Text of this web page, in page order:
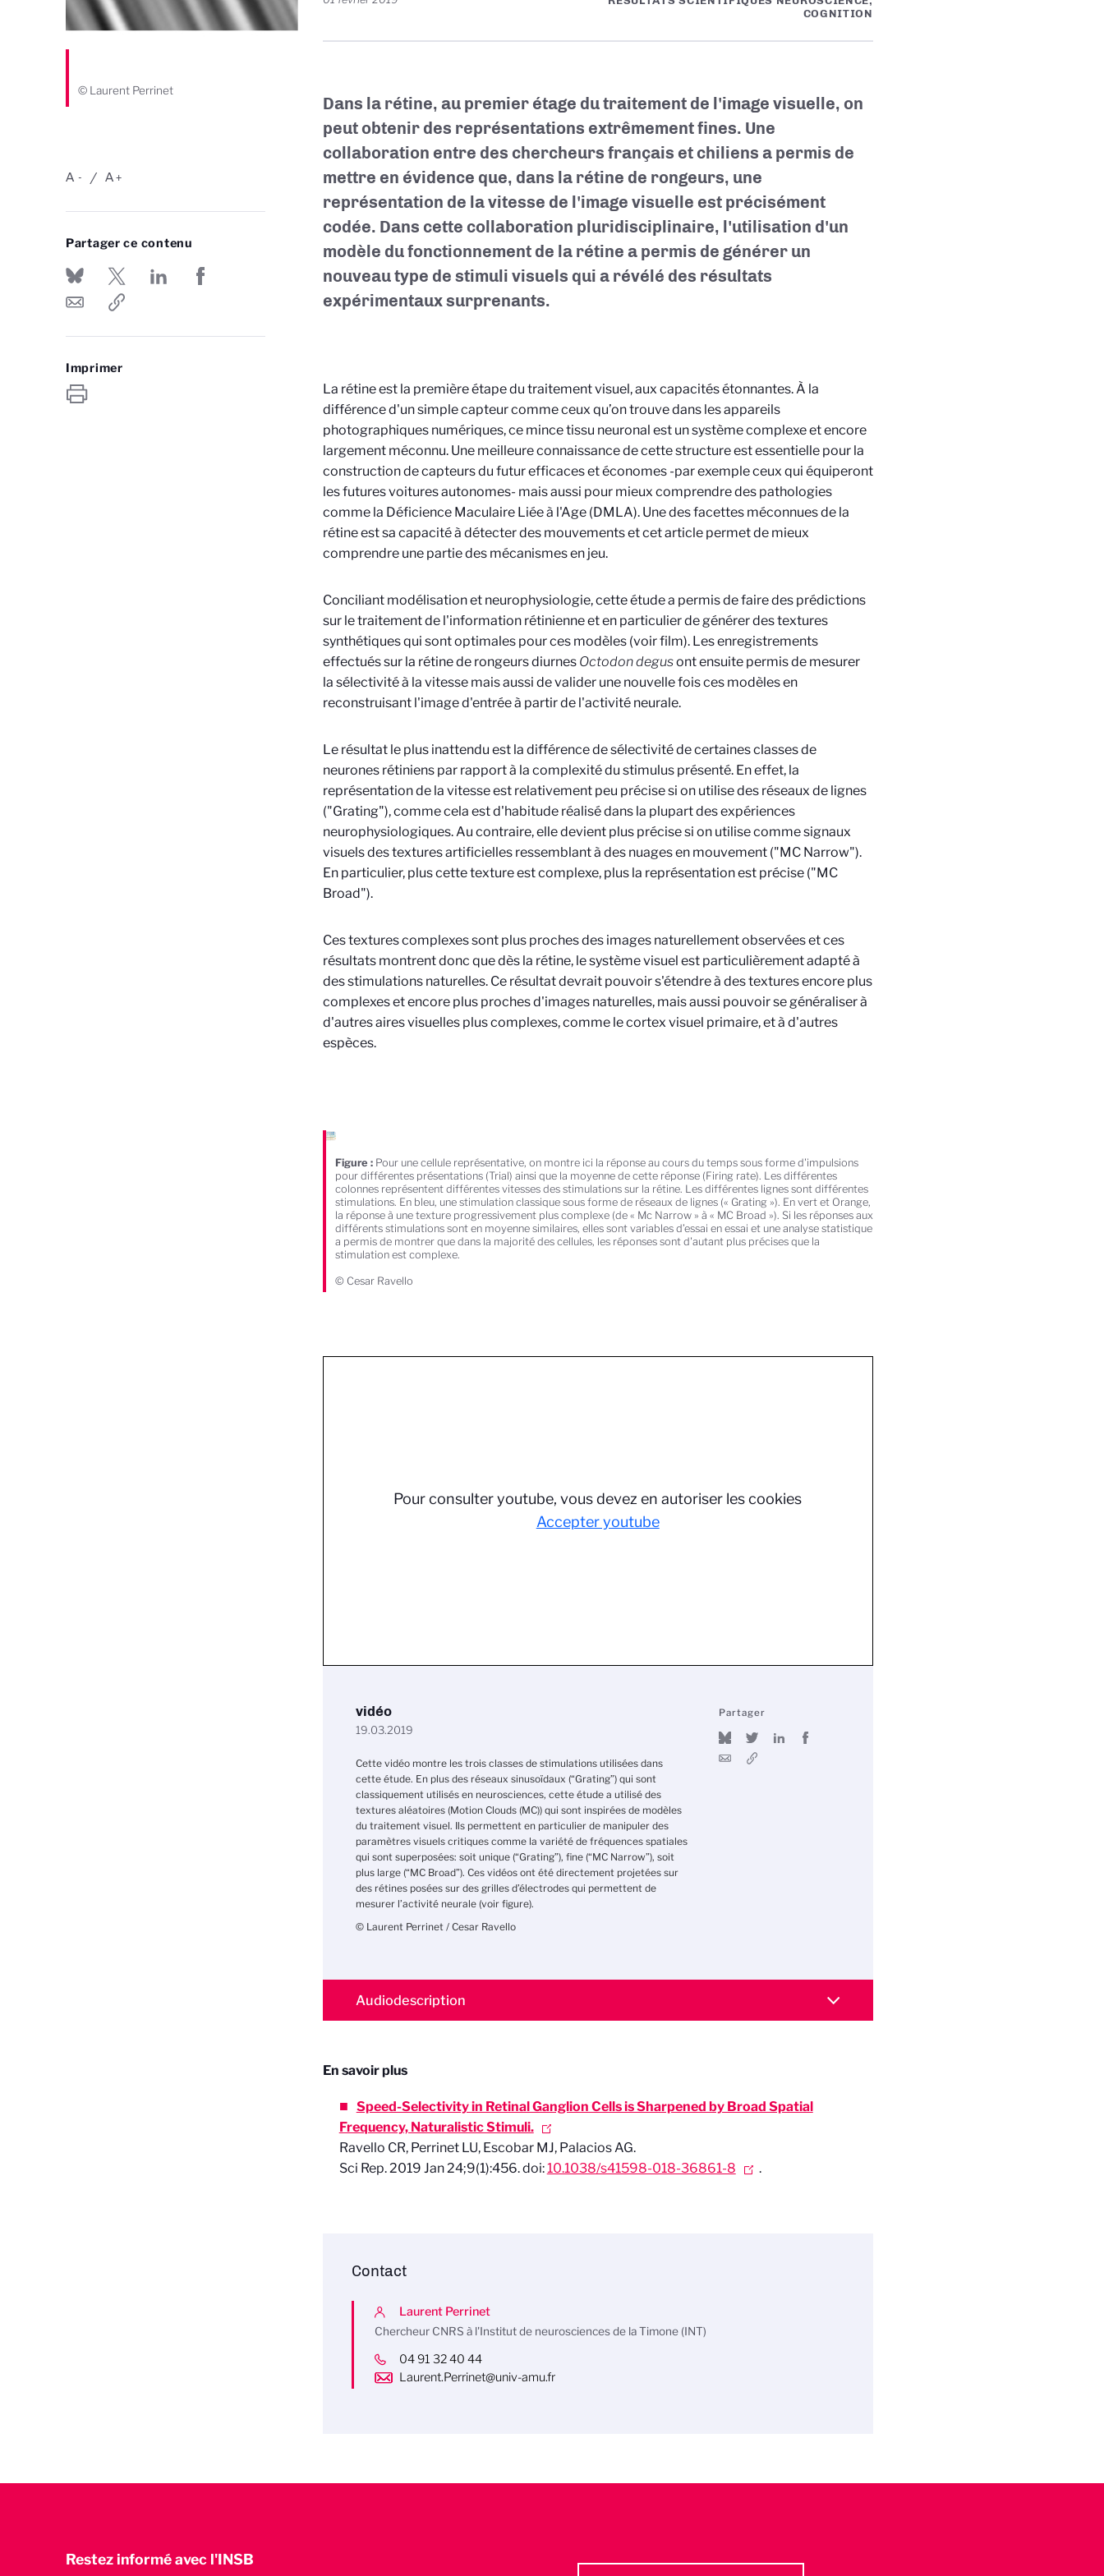
© Laurent Perrinet
-
A +
A
Partager ce contenu
Imprimer
COGNITION
Dans la rétine, au premier étage du traitement de l'image visuelle, on
peut obtenir des représentations extrêmement fines. Une
collaboration entre des chercheurs français et chiliens a permis de
mettre en évidence que, dans la rétine de rongeurs, une
représentation de la vitesse de l'image visuelle est précisément
codée. Dans cette collaboration pluridisciplinaire, l'utilisation d'un
modèle du fonctionnement de la rétine a permis de générer un
nouveau type de stimuli visuels qui a révélé des résultats
expérimentaux surprenants.
La rétine est la première étape du traitement visuel, aux capacités étonnantes. À la
différence d'un simple capteur comme ceux qu’on trouve dans les appareils
photographiques numériques, ce mince tissu neuronal est un système complexe et encore
largement méconnu. Une meilleure connaissance de cette structure est essentielle pour la
construction de capteurs du futur efficaces et économes -par exemple ceux qui équiperont
les futures voitures autonomes- mais aussi pour mieux comprendre des pathologies
comme la Déficience Maculaire Liée à l'Age (DMLA). Une des facettes méconnues de la
rétine est sa capacité à détecter des mouvements et cet article permet de mieux
comprendre une partie des mécanismes en jeu.
Conciliant modélisation et neurophysiologie, cette étude a permis de faire des prédictions
sur le traitement de l'information rétinienne et en particulier de générer des textures
synthétiques qui sont optimales pour ces modèles (voir film). Les enregistrements
effectués sur la rétine de rongeurs diurnes Octodon degusont ensuite permis de mesurer
la sélectivité à la vitesse mais aussi de valider une nouvelle fois ces modèles en
reconstruisant l'image d'entrée à partir de l'activité neurale.
Le résultat le plus inattendu est la différence de sélectivité de certaines classes de
neurones rétiniens par rapport à la complexité du stimulus présenté. En effet, la
représentation de la vitesse est relativement peu précise si on utilise des réseaux de lignes
("Grating"), comme cela est d'habitude réalisé dans la plupart des expériences
neurophysiologiques. Au contraire, elle devient plus précise si on utilise comme signaux
visuels des textures artificielles ressemblant à des nuages en mouvement ("MC Narrow").
En particulier, plus cette texture est complexe, plus la représentation est précise ("MC
Broad").
Ces textures complexes sont plus proches des images naturellement observées et ces
résultats montrent donc que dès la rétine, le système visuel est particulièrement adapté à
des stimulations naturelles. Ce résultat devrait pouvoir s'étendre à des textures encore plus
complexes et encore plus proches d'images naturelles, mais aussi pouvoir se généraliser à
d'autres aires visuelles plus complexes, comme le cortex visuel primaire, et à d'autres
espèces.
Figure : Pour une cellule représentative, on montre ici la réponse au cours du temps sous forme d'impulsions
pour différentes présentations (Trial) ainsi que la moyenne de cette réponse (Firing rate). Les différentes
colonnes représentent différentes vitesses des stimulations sur la rétine. Les différentes lignes sont différentes
stimulations. En bleu, une stimulation classique sous forme de réseaux de lignes (« Grating »). En vert et Orange,
la réponse à une texture progressivement plus complexe (de « Mc Narrow » à « MC Broad »). Si les réponses aux
différents stimulations sont en moyenne similaires, elles sont variables d’essai en essai et une analyse statistique
a permis de montrer que dans la majorité des cellules, les réponses sont d'autant plus précises que la
stimulation est complexe.
© Cesar Ravello
Pour consulter youtube, vous devez en autoriser les cookies
Accepter youtube
vidéo
19.03.2019
Cette vidéo montre les trois classes de stimulations utilisées dans
cette étude. En plus des réseaux sinusoïdaux (“Grating”) qui sont
classiquement utilisés en neurosciences, cette étude a utilisé des
textures aléatoires (Motion Clouds (MC)) qui sont inspirées de modèles
du traitement visuel. Ils permettent en particulier de manipuler des
paramètres visuels critiques comme la variété de fréquences spatiales
qui sont superposées: soit unique (“Grating”), fine (“MC Narrow”), soit
plus large (“MC Broad”). Ces vidéos ont été directement projetées sur
des rétines posées sur des grilles d’électrodes qui permettent de
mesurer l’activité neurale (voir figure).
© Laurent Perrinet / Cesar Ravello
Partager
Audiodescription
En savoir plus
Speed-Selectivity in Retinal Ganglion Cells is Sharpened by Broad Spatial
Frequency, Naturalistic Stimuli.
Ravello CR, Perrinet LU, Escobar MJ, Palacios AG.
Sci Rep. 2019 Jan 24;9(1):456. doi:10.1038/s41598-018-36861-8 .
Contact
Laurent Perrinet
Chercheur CNRS à l'Institut de neurosciences de la Timone (INT)
04 91 32 40 44
Laurent.Perrinet@univ-amu.fr
Restez informé avec l'INSB